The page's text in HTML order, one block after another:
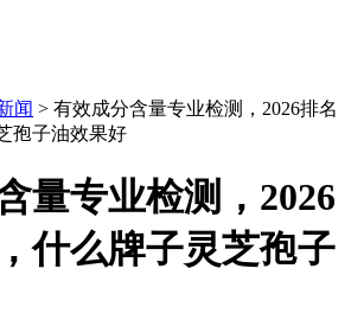
闻 > 有效成分含量专业检测，2026排名
孢子油效果好
量专业检测，2026
什么牌子灵芝孢子